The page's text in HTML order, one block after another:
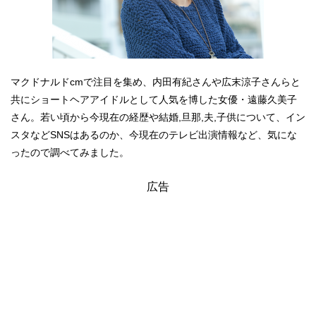
マクドナルドcmで注目を集め、内田有紀さんや広末涼子さんらと
共にショートヘアアイドルとして人気を博した女優・遠藤久美子
さん。若い頃から今現在の経歴や結婚,旦那,夫,子供について、イン
スタなどSNSはあるのか、今現在のテレビ出演情報など、気にな
ったので調べてみました。
広告